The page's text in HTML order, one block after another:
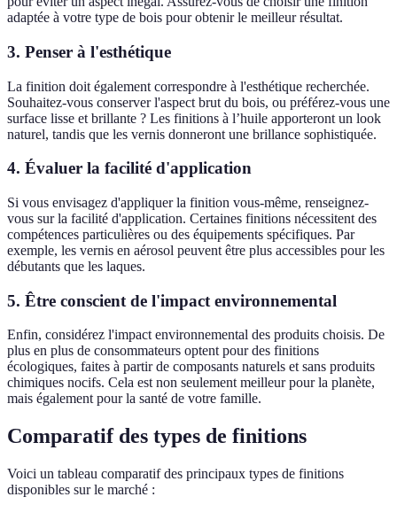
adaptée à votre type de bois pour obtenir le meilleur résultat.
3. Penser à l'esthétique
La finition doit également correspondre à l'esthétique recherchée.
Souhaitez-vous conserver l'aspect brut du bois, ou préférez-vous une
surface lisse et brillante ? Les finitions à l’huile apporteront un look
naturel, tandis que les vernis donneront une brillance sophistiquée.
4. Évaluer la facilité d'application
Si vous envisagez d'appliquer la finition vous-même, renseignez-
vous sur la facilité d'application. Certaines finitions nécessitent des
compétences particulières ou des équipements spécifiques. Par
exemple, les vernis en aérosol peuvent être plus accessibles pour les
débutants que les laques.
5. Être conscient de l'impact environnemental
Enfin, considérez l'impact environnemental des produits choisis. De
plus en plus de consommateurs optent pour des finitions
écologiques, faites à partir de composants naturels et sans produits
chimiques nocifs. Cela est non seulement meilleur pour la planète,
mais également pour la santé de votre famille.
Comparatif des types de finitions
Voici un tableau comparatif des principaux types de finitions
disponibles sur le marché :